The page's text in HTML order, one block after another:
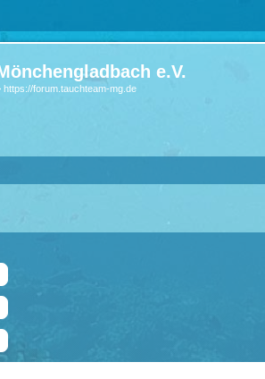
e.V.
forum.tauchteam-mg.de